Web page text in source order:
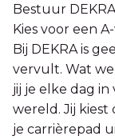
Bestuur DEKRA
Kies voor een
Bij DEKRA is
vervult. Wat
jij je elke dag
wereld. Jij kiest
je carrièrepad